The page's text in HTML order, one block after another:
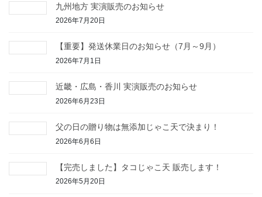
九州地方 実演販売のお知らせ
2026年7月20日
【重要】発送休業日のお知らせ（7月～9月）
2026年7月1日
近畿・広島・香川 実演販売のお知らせ
2026年6月23日
父の日の贈り物は無添加じゃこ天で決まり！
2026年6月6日
【完売しました】タコじゃこ天 販売します！
2026年5月20日